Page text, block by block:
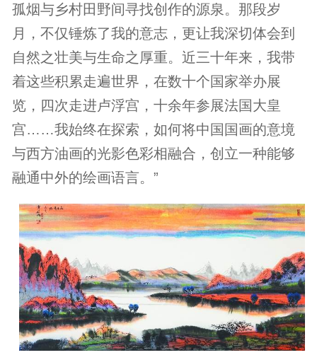
孤烟与乡村田野间寻找创作的源泉。那段岁
月，不仅锤炼了我的意志，更让我深切体会到
自然之壮美与生命之厚重。近三十年来，我带
着这些积累走遍世界，在数十个国家举办展
览，四次走进卢浮宫，十余年参展法国大皇
宫……我始终在探索，如何将中国国画的意境
与西方油画的光影色彩相融合，创立一种能够
融通中外的绘画语言。”